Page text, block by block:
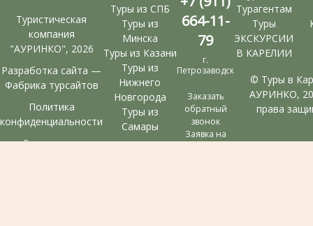
Туристическая
компания
"АУРИНКО", 2026
Разработка сайта —
Фабрика турсайтов
Политика
конфиденциальности
Согласие на
Турагентам
Туры
ЭКСКУРСИИ
В КАРЕЛИИ
© Туры в
АУРИНКО,
права
Туры из СПБ
Туры из
Минска
Туры из Казани
Туры из
Нижнего
Новгорода
Туры из
Самары
664-11-
79
г.
Петрозаводск
Заказать
обратный
звонок
Заявка на